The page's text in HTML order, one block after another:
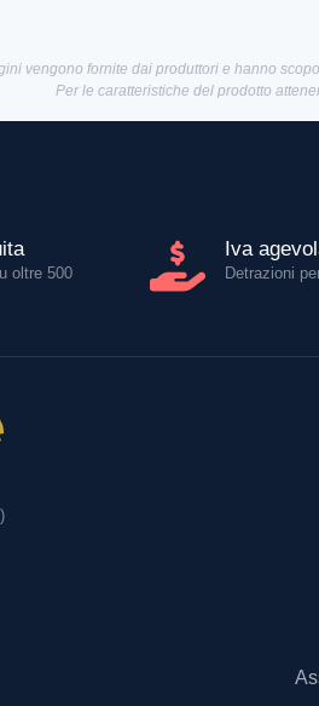
vengono fornite dai produttori e hanno
Per le caratteristiche del prodotto
oltre 500
Iva
Detrazioni